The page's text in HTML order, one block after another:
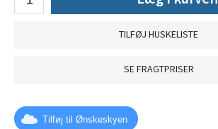
TILFØJ HUSKELISTE
SE FRAGTPRISER
Tilføj til Ønskeskyen